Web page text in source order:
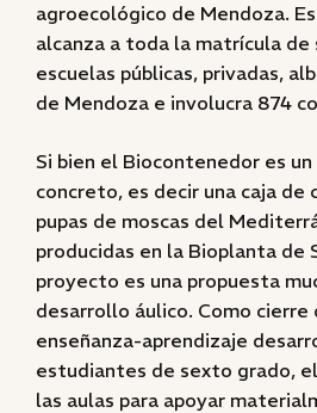
agroecológico de Mendoza.
alcanza a toda la matrícula
escuelas públicas, privadas,
de Mendoza e involucra 874
Si bien el Biocontenedor es
concreto, es decir una caja de
pupas de moscas del
producidas en la Bioplanta de
proyecto es una propuesta
desarrollo áulico. Como
enseñanza-aprendizaje
estudiantes de sexto grado,
las aulas para apoyar